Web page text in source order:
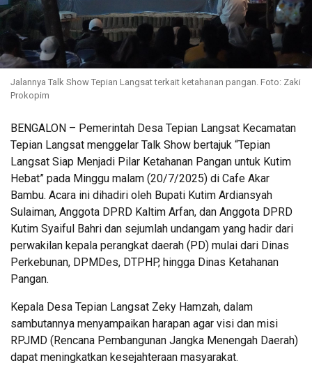
Jalannya Talk Show Tepian Langsat terkait ketahanan pangan. Foto: Zaki
Prokopim
BENGALON – Pemerintah Desa Tepian Langsat Kecamatan
Tepian Langsat menggelar Talk Show bertajuk “Tepian
Langsat Siap Menjadi Pilar Ketahanan Pangan untuk Kutim
Hebat” pada Minggu malam (20/7/2025) di Cafe Akar
Bambu. Acara ini dihadiri oleh Bupati Kutim Ardiansyah
Sulaiman, Anggota DPRD Kaltim Arfan, dan Anggota DPRD
Kutim Syaiful Bahri dan sejumlah undangam yang hadir dari
perwakilan kepala perangkat daerah (PD) mulai dari Dinas
Perkebunan, DPMDes, DTPHP, hingga Dinas Ketahanan
Pangan.
Kepala Desa Tepian Langsat Zeky Hamzah, dalam
sambutannya menyampaikan harapan agar visi dan misi
RPJMD (Rencana Pembangunan Jangka Menengah Daerah)
dapat meningkatkan kesejahteraan masyarakat.